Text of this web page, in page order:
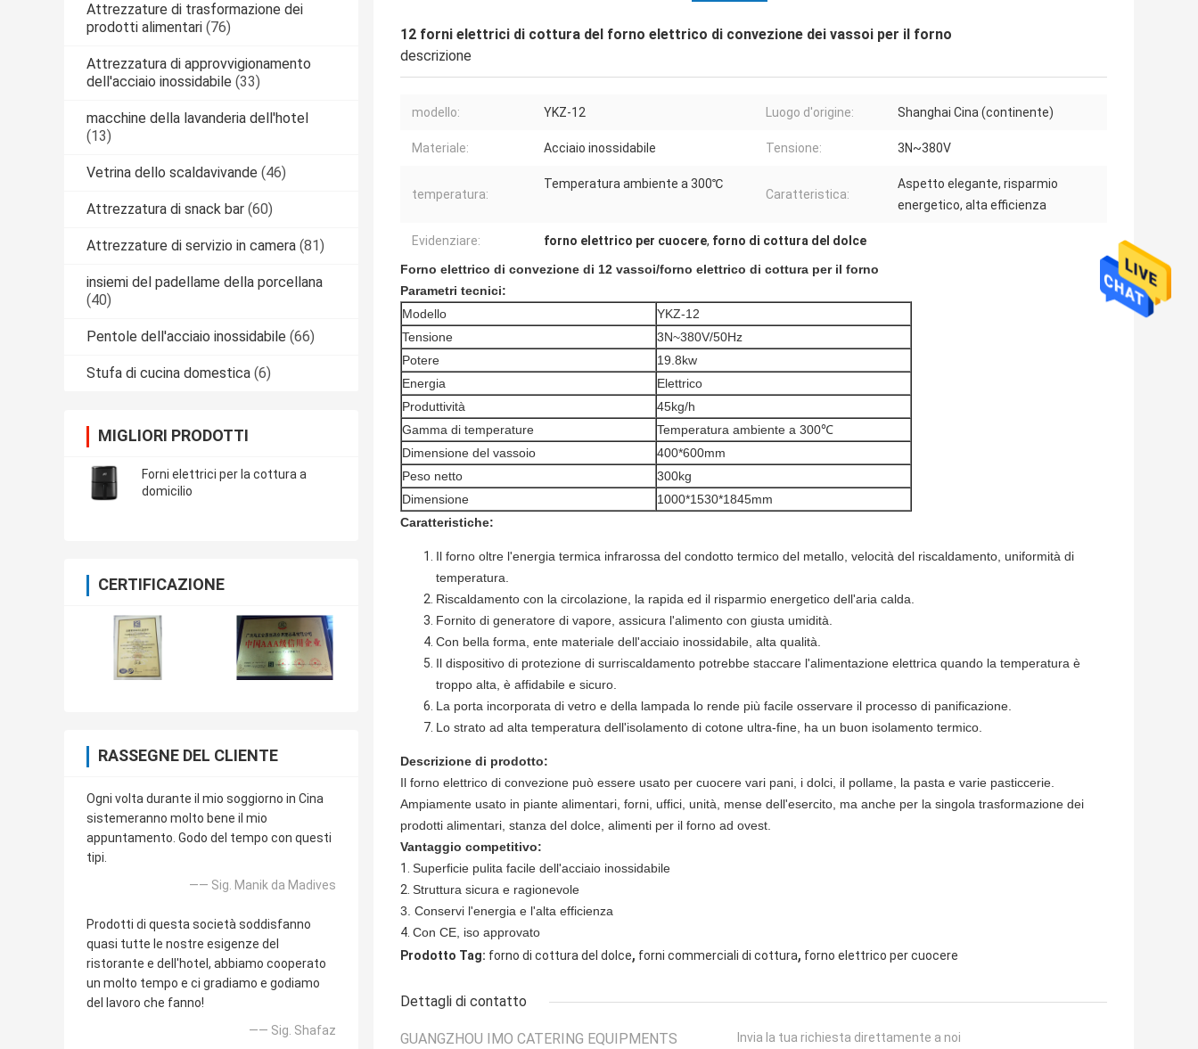
Attrezzature di trasformazione dei
prodotti alimentari (76)
Attrezzatura di approvvigionamento
dell'acciaio inossidabile (33)
macchine della lavanderia dell'hotel
(13)
Vetrina dello scaldavivande (46)
Attrezzatura di snack bar (60)
Attrezzature di servizio in camera (81)
insiemi del padellame della porcellana
(40)
Pentole dell'acciaio inossidabile (66)
Stufa di cucina domestica (6)
MIGLIORI PRODOTTI
Forni elettrici per la cottura a
domicilio
CERTIFICAZIONE
RASSEGNE DEL CLIENTE
Ogni volta durante il mio soggiorno in Cina
sistemeranno molto bene il mio
appuntamento. Godo del tempo con questi
tipi.
—— Sig. Manik da Madives
Prodotti di questa società soddisfanno
quasi tutte le nostre esigenze del
ristorante e dell'hotel, abbiamo cooperato
un molto tempo e ci gradiamo e godiamo
del lavoro che fanno!
—— Sig. Shafaz
12 forni elettrici di cottura del forno elettrico di convezione dei vassoi per il forno
descrizione
modello: YKZ-12 Luogo d'origine: Shanghai Cina (continente)
Materiale: Acciaio inossidabile Tensione: 3N~380V
temperatura:
Temperatura ambiente a 300℃
Caratteristica:
Aspetto elegante, risparmio
energetico, alta efficienza
Evidenziare: forno elettrico per cuocere, forno di cottura del dolce
Forno elettrico di convezione di 12 vassoi/forno elettrico di cottura per il forno
Parametri tecnici:
Modello
YKZ-12
Tensione
3N~380V/50Hz
Potere
19.8kw
Energia
Elettrico
Produttività
45kg/h
Gamma di temperature
Temperatura ambiente a 300℃
Dimensione del vassoio
400*600mm
Peso netto
300kg
Dimensione
1000*1530*1845mm
Caratteristiche:
Il forno oltre l'energia termica infrarossa del condotto termico del metallo, velocità del riscaldamento, uniformità di
temperatura.
Riscaldamento con la circolazione, la rapida ed il risparmio energetico dell'aria calda.
Fornito di generatore di vapore, assicura l'alimento con giusta umidità.
Con bella forma, ente materiale dell'acciaio inossidabile, alta qualità.
Il dispositivo di protezione di surriscaldamento potrebbe staccare l'alimentazione elettrica quando la temperatura è
troppo alta, è affidabile e sicuro.
La porta incorporata di vetro e della lampada lo rende più facile osservare il processo di panificazione.
Lo strato ad alta temperatura dell'isolamento di cotone ultra-fine, ha un buon isolamento termico.
Descrizione di prodotto:
Il forno elettrico di convezione può essere usato per cuocere vari pani, i dolci, il pollame, la pasta e varie pasticcerie.
Ampiamente usato in piante alimentari, forni, uffici, unità, mense dell'esercito, ma anche per la singola trasformazione dei
prodotti alimentari, stanza del dolce, alimenti per il forno ad ovest.
Vantaggio competitivo:
1. Superficie pulita facile dell'acciaio inossidabile
2. Struttura sicura e ragionevole
3. Conservi l'energia e l'alta efficienza
4. Con CE, iso approvato
Prodotto Tag: forno di cottura del dolce, forni commerciali di cottura, forno elettrico per cuocere
Dettagli di contatto
GUANGZHOU IMO CATERING EQUIPMENTS
Invia la tua richiesta direttamente a noi